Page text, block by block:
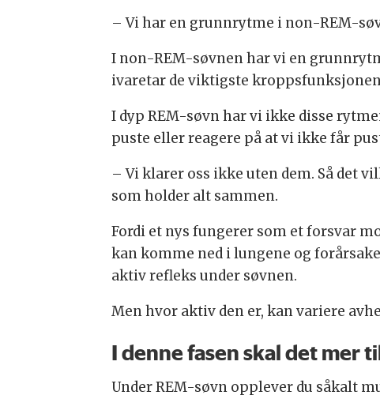
– Vi har en grunnrytme i non-REM-
I non-REM-søvnen har vi en
ivaretar de viktigste
I dyp REM-søvn har vi ikke disse
puste eller reagere på at vi ikke får
– Vi klarer oss ikke uten dem. Så det
som holder alt sammen.
Fordi et nys fungerer som et forsvar
kan komme ned i lungene og
aktiv refleks under søvnen.
Men hvor aktiv den er, kan variere
I denne fasen skal det mer
Under REM-søvn opplever du såkalt